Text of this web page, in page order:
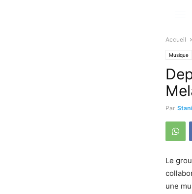
Accueil
Musique
Par
Le
une